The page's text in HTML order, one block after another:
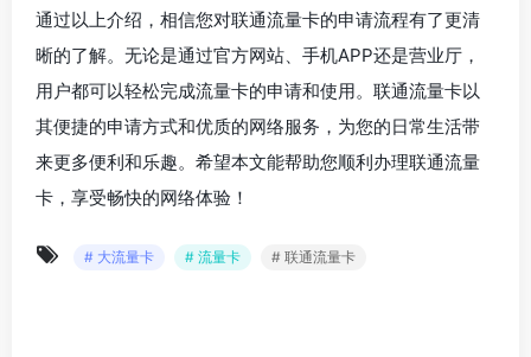
通过以上介绍，相信您对联通流量卡的申请流程有了更清
晰的了解。无论是通过官方网站、手机APP还是营业厅，
用户都可以轻松完成流量卡的申请和使用。联通流量卡以
其便捷的申请方式和优质的网络服务，为您的日常生活带
来更多便利和乐趣。希望本文能帮助您顺利办理联通流量
卡，享受畅快的网络体验！
# 大流量卡 # 流量卡 # 联通流量卡